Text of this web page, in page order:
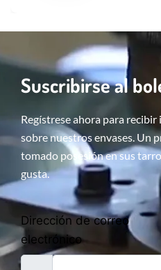
Suscribirse al
Regístrese ahora para
sobre nuestros envases. Un
tomado posesión en sus
gusta.
Dirección de correo
electrónico